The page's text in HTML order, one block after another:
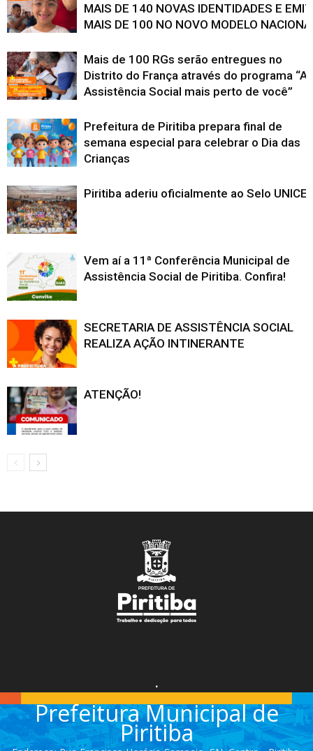
MAIS DE 140 NOVAS IDENTIDADES E
MAIS DE 100 NO NOVO MODELO
Mais de 100 RGs serão entregues no
Distrito do França através do programa “A
Assistência Social mais perto de você”
Prefeitura de Piritiba prepara final de
semana especial para celebrar o Dia das
Crianças
Piritiba aderiu oficialmente ao Selo UNICEF
Vem aí a 11ª Conferência Municipal de
Assistência Social de Piritiba. Confira!
SECRETARIA DE ASSISTÊNCIA SOCIAL
REALIZA AÇÃO INTINERANTE
ATENÇÃO!
.
Prefeitura Municipal de
Piritiba